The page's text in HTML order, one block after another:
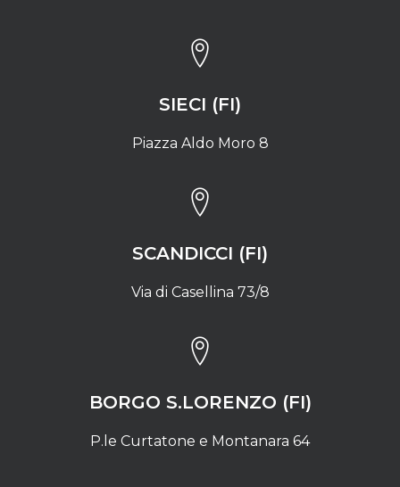
SIECI (FI)
Piazza Aldo Moro 8
SCANDICCI (FI)
Via di Casellina 73/8
BORGO S.LORENZO (FI)
P.le Curtatone e Montanara 64